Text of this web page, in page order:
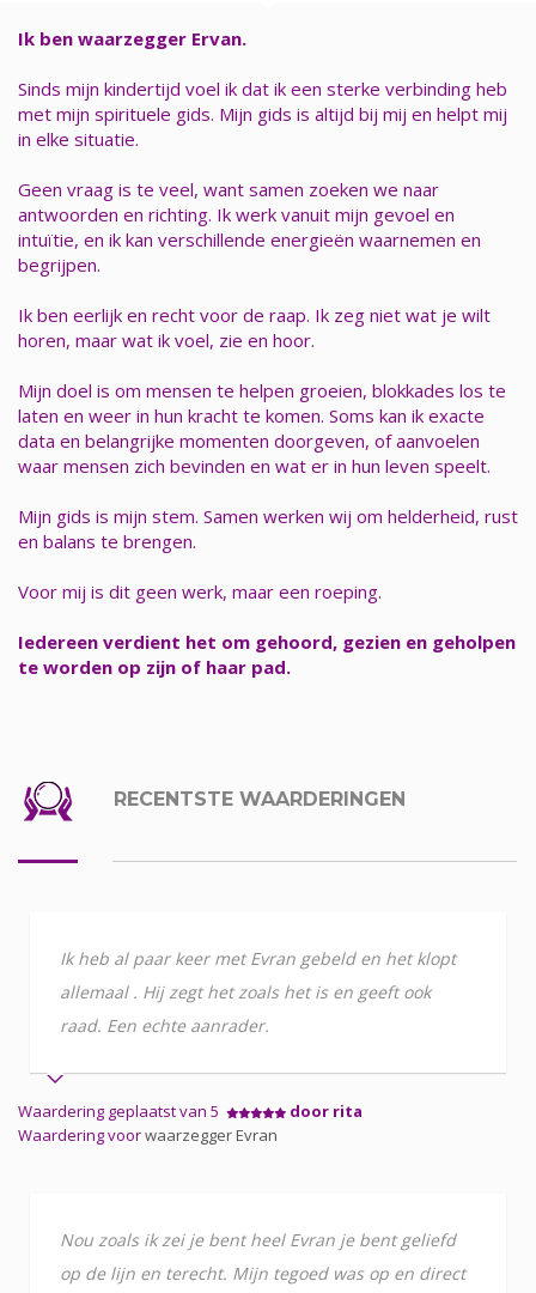
Ik ben waarzegger Ervan.
Sinds mijn kindertijd voel ik dat ik een sterke verbinding heb
met mijn spirituele gids. Mijn gids is altijd bij mij en helpt mij
in elke situatie.
Geen vraag is te veel, want samen zoeken we naar
antwoorden en richting. Ik werk vanuit mijn gevoel en
intuïtie, en ik kan verschillende energieën waarnemen en
begrijpen.
Ik ben eerlijk en recht voor de raap. Ik zeg niet wat je wilt
horen, maar wat ik voel, zie en hoor.
Mijn doel is om mensen te helpen groeien, blokkades los te
laten en weer in hun kracht te komen. Soms kan ik exacte
data en belangrijke momenten doorgeven, of aanvoelen
waar mensen zich bevinden en wat er in hun leven speelt.
Mijn gids is mijn stem. Samen werken wij om helderheid, rust
en balans te brengen.
Voor mij is dit geen werk, maar een roeping.
Iedereen verdient het om gehoord, gezien en geholpen
te worden op zijn of haar pad.
RECENTSTE WAARDERINGEN
Ik heb al paar keer met Evran gebeld en het klopt
allemaal . Hij zegt het zoals het is en geeft ook
raad. Een echte aanrader.
Waardering geplaatst van 5
door rita
Waardering voorwaarzegger Evran
Nou zoals ik zei je bent heel Evran je bent geliefd
op de lijn en terecht. Mijn tegoed was op en direct